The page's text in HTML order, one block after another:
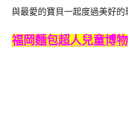
與最愛的寶貝一起度過美好的
福岡麵包超人兒童博